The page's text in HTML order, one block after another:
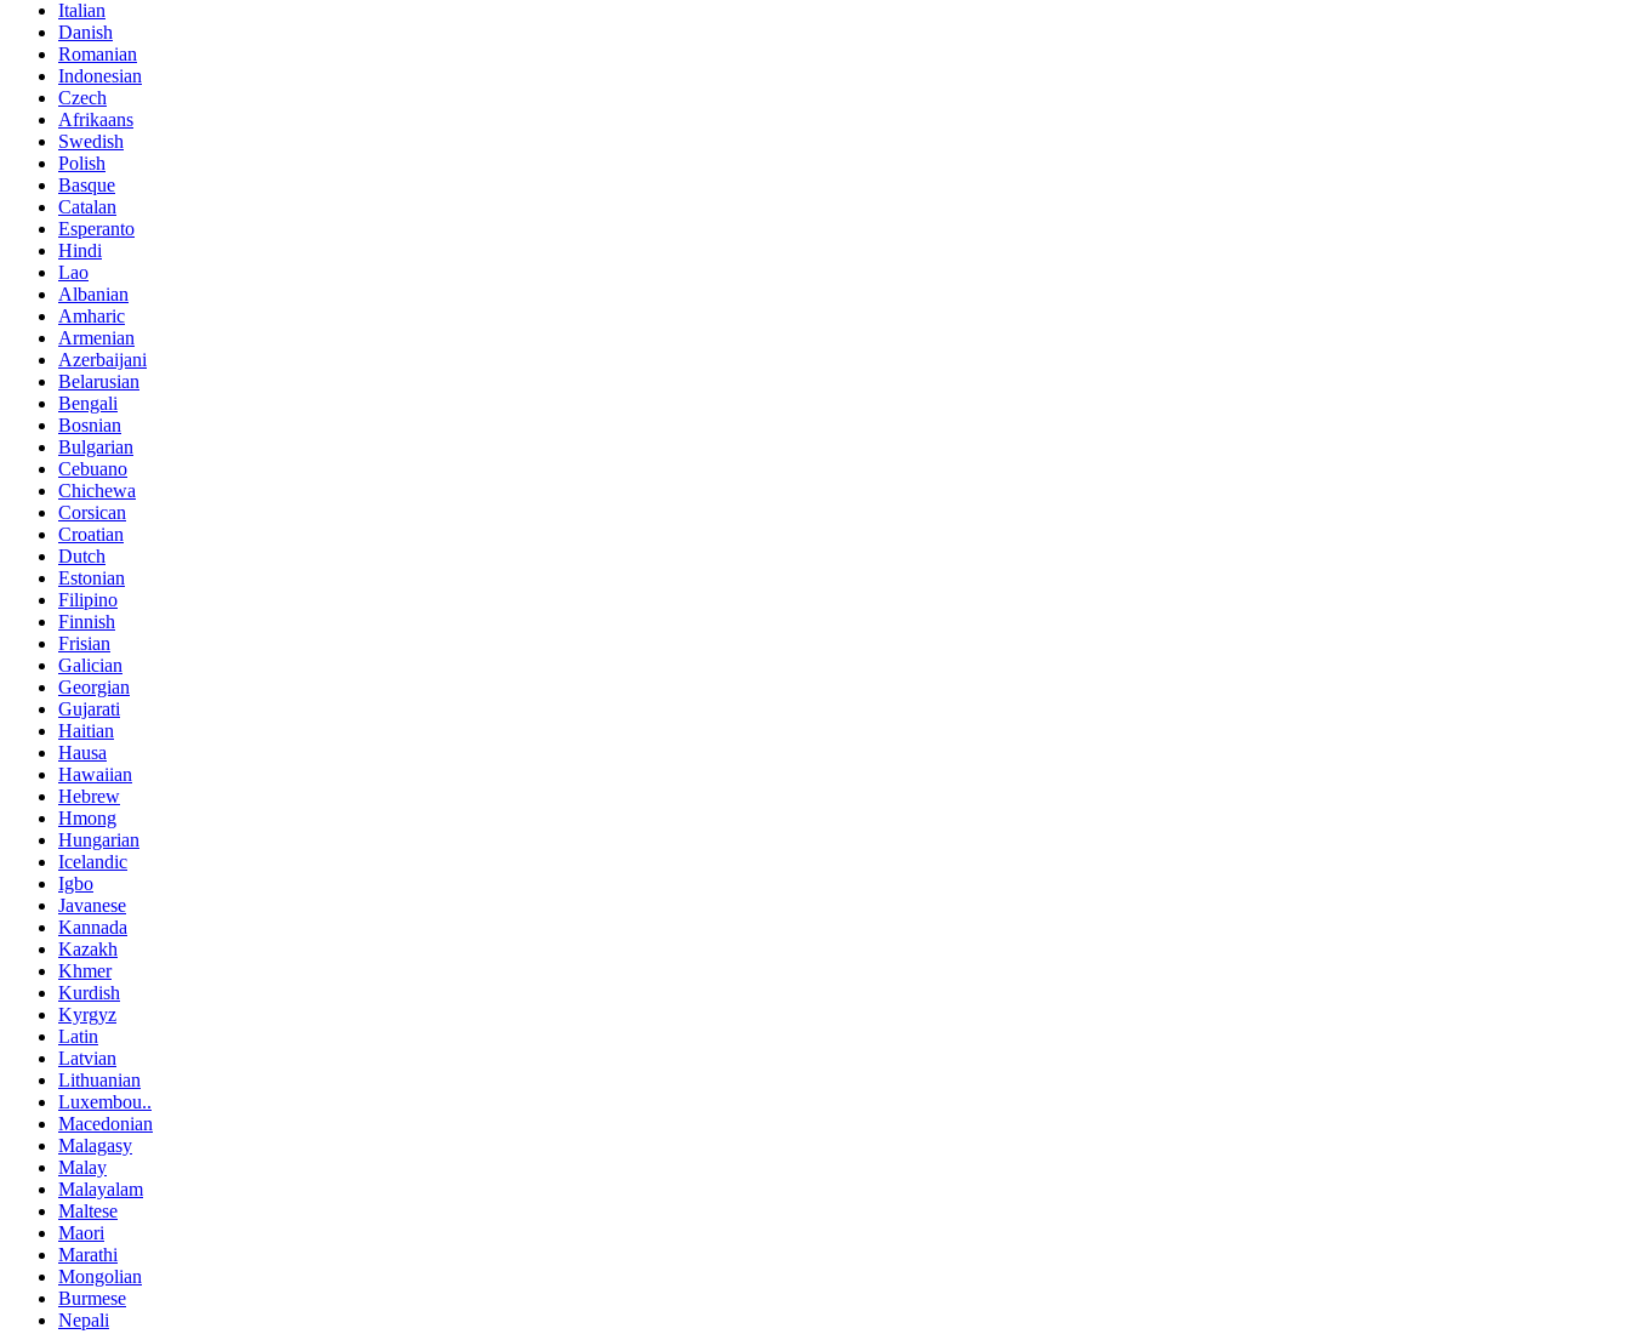
Italian
Danish
Romanian
Indonesian
Czech
Afrikaans
Swedish
Polish
Basque
Catalan
Esperanto
Hindi
Lao
Albanian
Amharic
Armenian
Azerbaijani
Belarusian
Bengali
Bosnian
Bulgarian
Cebuano
Chichewa
Corsican
Croatian
Dutch
Estonian
Filipino
Finnish
Frisian
Galician
Georgian
Gujarati
Haitian
Hausa
Hawaiian
Hebrew
Hmong
Hungarian
Icelandic
Igbo
Javanese
Kannada
Kazakh
Khmer
Kurdish
Kyrgyz
Latin
Latvian
Lithuanian
Luxembou..
Macedonian
Malagasy
Malay
Malayalam
Maltese
Maori
Marathi
Mongolian
Burmese
Nepali